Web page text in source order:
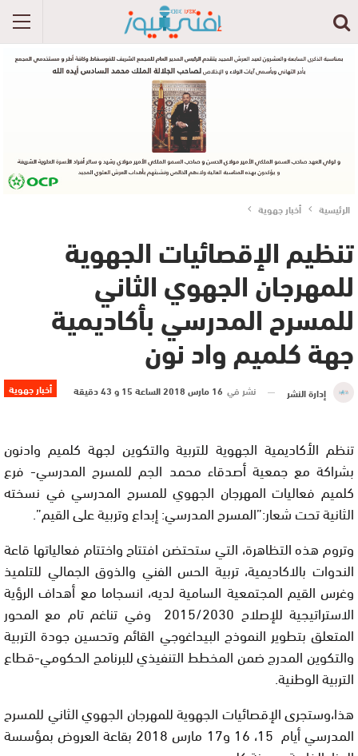
الرئيسية أخبار جهوية
تنظيم الإقصائيات الجهوية
للمهرجان الجهوي الثاني
للمسرح المدرسي بأكاديمية
جهة كلميم واد نون‎‎‎
أخبار جهوية إدارة النشر نشر في 16 مارس 2018 الساعة 15 و 43 دقيقة
تنظم الأكاديمية الجهوية للتربية والتكوين لجهة كلميم وادنون
بشراكة مع جمعية أصدقاء محمد الجم للمسرح المدرسي- فرع
كلميم فعاليات المهرجان الجهوي للمسرح المدرسي في نسخته
الثانية تحت شعار:”المسرح المدرسي: إبداع وتربية على القيم”.
وتروم هذه التظاهرة، التي ستحتضن افتتاح واختتام فعالياتها قاعة
الندوات بالاكاديمية، تربية الحس الفني والذوق الجمالي للتلميذ
وغرس القيم المجتمعية السامية لديه، انسجاما مع أهداف الرؤية
الاستراتيجية للإصلاح 2015/2030 وفي تناغم تام مع المحور
المتعلق بتطوير النموذج البيداغوجي القائم وتحسين جودة التربية
والتكوين المدرج ضمن المخطط التنفيذي للبرنامج الحكومي-قطاع
التربية الوطنية.
هذا،وستجرى الإقصائيات الجهوية للمهرجان الجهوي الثاني للمسرح
المدرسي أيام 15، 16 و17 مارس 2018 بقاعة العروض بمؤسسة